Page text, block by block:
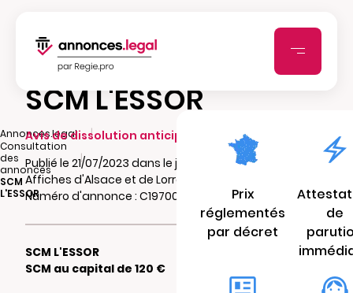
Annonces.legal
|
Consultation
des
annonces
|
SCM
L'ESSOR
SCM L'ESSOR
Avis de dissolution anticipée
Publié le 21/07/2023 dans le journal Les
Affiches d'Alsace et de Lorraine
Numéro d'annonce : C19700267t1to
SCM L'ESSOR
SCM au capital de 120 €
Prix
réglementés
par décret
de